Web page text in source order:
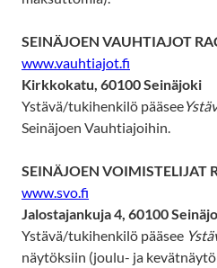
SEINÄJOEN VAUHTIAJOT
www.vauhtiajot.fi
Kirkkokatu, 60100 Seinäjoki
Ystävä/tukihenkilö pääsee
Seinäjoen Vauhtiajoihin.
SEINÄJOEN VOIMISTELIJAT
www.svo.fi
Jalostajankuja 4, 60100
Ystävä/tukihenkilö pääsee Y
näytöksiin (joulu- ja